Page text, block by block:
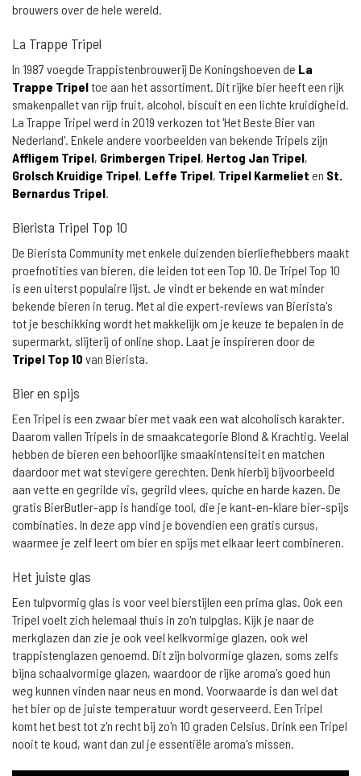
brouwers over de hele wereld.
La Trappe Tripel
In 1987 voegde Trappistenbrouwerij De Koningshoeven de La
Trappe Tripeltoe aan het assortiment. Dit rijke bier heeft een rijk
smakenpallet van rijp fruit, alcohol, biscuit en een lichte kruidigheid.
La Trappe Tripel werd in 2019 verkozen tot 'Het Beste Bier van
Nederland'. Enkele andere voorbeelden van bekende Tripels zijn
Affligem Tripel, Grimbergen Tripel, Hertog Jan Tripel,
Grolsch Kruidige Tripel, Leffe Tripel, Tripel Karmeliet en St.
Bernardus Tripel
Bierista Tripel Top 10
De Bierista Community met enkele duizenden bierliefhebbers maakt
proefnotities van bieren, die leiden tot een Top 10. De Tripel Top 10
is een uiterst populaire lijst. Je vindt er bekende en wat minder
bekende bieren in terug. Met al die expert-reviews van Bierista's
tot je beschikking wordt het makkelijk om je keuze te bepalen in de
supermarkt, slijterij of online shop. Laat je inspireren door de
Tripel Top 10 van Bierista.
Bier en spijs
Een Tripel is een zwaar bier met vaak een wat alcoholisch karakter.
Daarom vallen Tripels in de smaakcategorie Blond & Krachtig. Veelal
hebben de bieren een behoorlijke smaakintensiteit en matchen
daardoor met wat stevigere gerechten. Denk hierbij bijvoorbeeld
aan vette en gegrilde vis, gegrild vlees, quiche en harde kazen. De
gratis BierButler-app is handige tool, die je kant-en-klare bier-spijs
combinaties. In deze app vind je bovendien een gratis cursus,
waarmee je zelf leert om bier en spijs met elkaar leert combineren.
Het juiste glas
Een tulpvormig glas is voor veel bierstijlen een prima glas. Ook een
Tripel voelt zich helemaal thuis in zo'n tulpglas. Kijk je naar de
merkglazen dan zie je ook veel kelkvormige glazen, ook wel
trappistenglazen genoemd. Dit zijn bolvormige glazen, soms zelfs
bijna schaalvormige glazen, waardoor de rijke aroma's goed hun
weg kunnen vinden naar neus en mond. Voorwaarde is dan wel dat
het bier op de juiste temperatuur wordt geserveerd. Een Tripel
komt het best tot z'n recht bij zo'n 10 graden Celsius. Drink een Tripel
nooit te koud, want dan zul je essentiële aroma's missen.